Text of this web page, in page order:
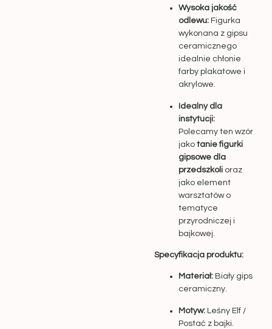
Wysoka jakość
odlewu: Figurka
wykonana z gipsu
ceramicznego
idealnie chłonie
farby plakatowe i
akrylowe.
Idealny dla
instytucji:
Polecamy ten wzór
jako tanie figurki
gipsowe dla
przedszkoli oraz
jako element
warsztatów o
tematyce
przyrodniczej i
bajkowej.
Specyfikacja produktu:
Materiał: Biały gips
ceramiczny.
Motyw: Leśny Elf /
Postać z bajki.